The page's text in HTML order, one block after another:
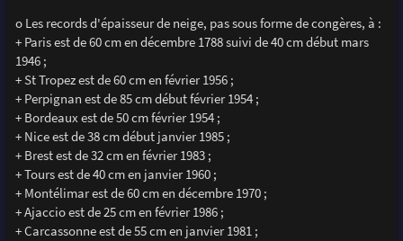
o Les records d'épaisseur de neige, pas sous forme de congères, à :
+ Paris est de 60 cm en décembre 1788 suivi de 40 cm début mars
1946 ;
+ St Tropez est de 60 cm en février 1956 ;
+ Perpignan est de 85 cm début février 1954 ;
+ Bordeaux est de 50 cm février 1954 ;
+ Nice est de 38 cm début janvier 1985 ;
+ Brest est de 32 cm en février 1983 ;
+ Tours est de 40 cm en janvier 1960 ;
+ Montélimar est de 60 cm en décembre 1970 ;
+ Ajaccio est de 25 cm en février 1986 ;
+ Carcassonne est de 55 cm en janvier 1981 ;